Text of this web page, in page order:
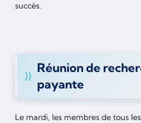
succès.
Réunion de
payante
Le mardi, les membres de tous